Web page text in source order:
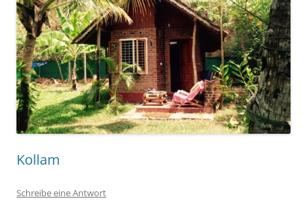
Kollam
Schreibe eine Antwort